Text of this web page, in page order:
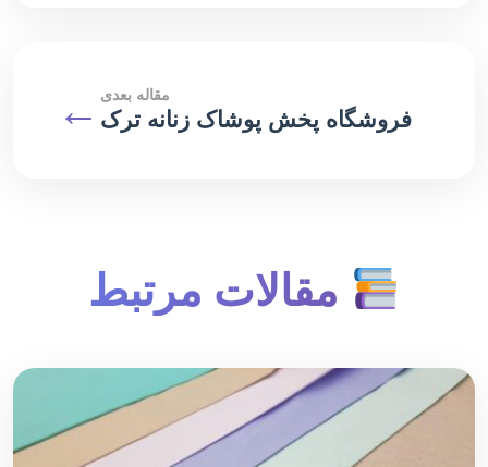
مقاله بعدی
فروشگاه پخش پوشاک زنانه ترک ←
مقالات مرتبط